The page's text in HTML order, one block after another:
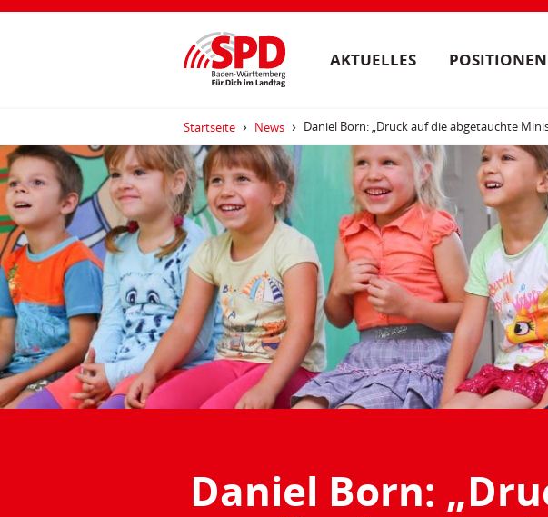
AKTUELLES POSITIONEN
Startseite News Daniel Born: „Druck auf die abgetauchte
Daniel Born: